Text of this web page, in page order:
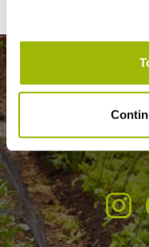
Lettre